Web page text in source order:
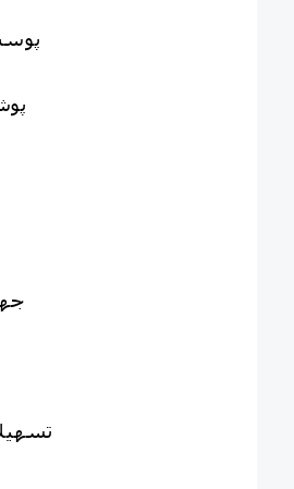
۴-
۵-
۸-
۱۰-